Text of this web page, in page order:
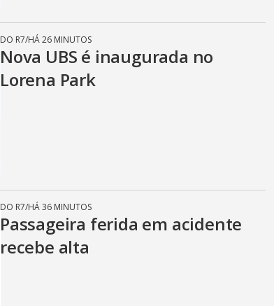
DO R7/HÁ 26 MINUTOS
Nova UBS é inaugurada no
Lorena Park
DO R7/HÁ 36 MINUTOS
Passageira ferida em acidente
recebe alta